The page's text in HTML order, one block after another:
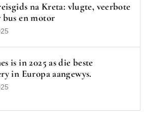
na Kreta: vlugte, veerbote
bus en motor
is in 2025 as die beste
in Europa aangewys.